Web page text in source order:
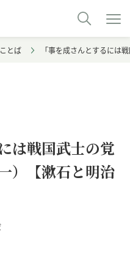
とば 「事を成さんとするには
は戦国武士の覚
）【漱石と明治